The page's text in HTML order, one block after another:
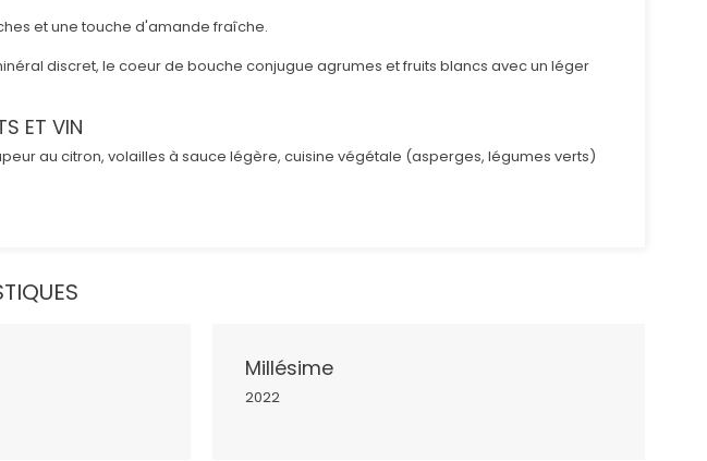
et une touche d'amande fraîche.
discret, le coeur de bouche conjugue agrumes et fruits blancs avec un léger
ET VIN
au citron, volailles à sauce légère, cuisine végétale (asperges, légumes verts)
Millésime
2022